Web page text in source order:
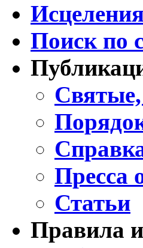
Исцеления
Поиск по
Пресса
Статьи
Правила и